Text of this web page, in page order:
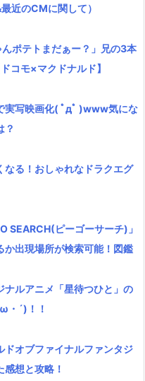
近のCMに関して）
ポテトまだぁー？」兄の3本
コモ×マクドナルド】
実写映画化( ﾟдﾟ )www気にな
？
なる！おしゃれなドラクエグ
SEARCH(ピーゴーサーチ)」
か出現場所が検索可能！図鑑
ナルアニメ「星待つひと」の
・´)！！
ドオブファイナルファンタジ
想と攻略！